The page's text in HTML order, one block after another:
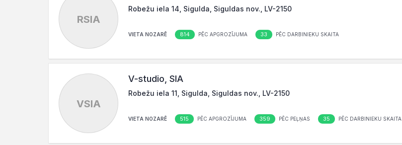
RSIA
Robežu iela 14, Sigulda, Siguldas nov., LV-2150
VIETA NOZARĒ 814 PĒC APGROZĪJUMA 33 PĒC DARBINIEKU SKAITA
VSIA
V-studio, SIA
Robežu iela 11, Sigulda, Siguldas nov., LV-2150
VIETA NOZARĒ 515 PĒC APGROZĪJUMA 359 PĒC PEĻŅAS 35 PĒC DARBINIEKU SKAITA